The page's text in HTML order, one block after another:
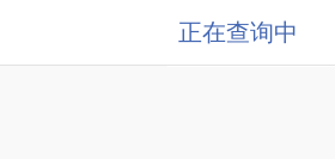
正在查询中